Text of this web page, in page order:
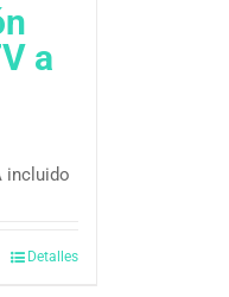
a
incluido
Detalles